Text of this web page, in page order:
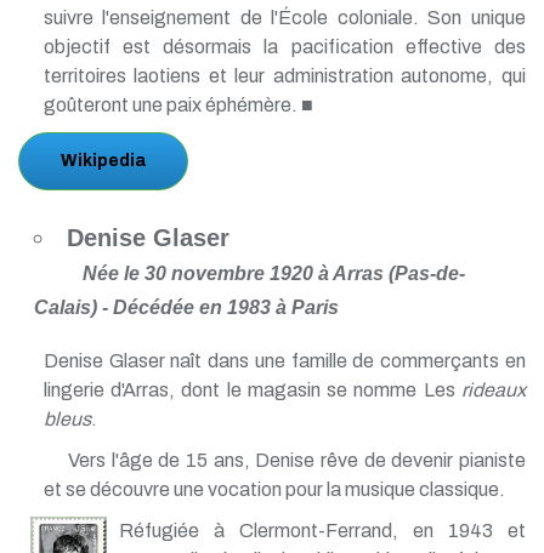
suivre l'enseignement de l'École coloniale. Son unique
objectif est désormais la pacification effective des
territoires laotiens et leur administration autonome, qui
goûteront une paix éphémère. ■
Wikipedia
Denise Glaser
Née le 30 novembre 1920 à Arras (Pas-de-
Calais) - Décédée en 1983 à Paris
Denise Glaser naît dans une famille de commerçants en
lingerie d'Arras, dont le magasin se nomme Les rideaux
bleus.
Vers l'âge de 15 ans, Denise rêve de devenir pianiste
et se découvre une vocation pour la musique classique.
Réfugiée à Clermont-Ferrand, en 1943 et